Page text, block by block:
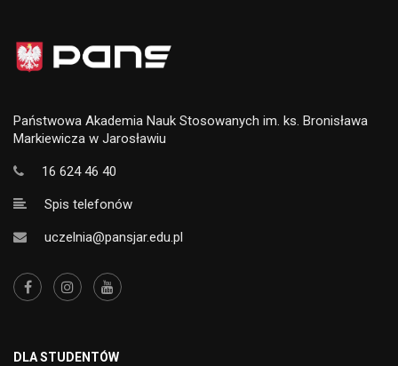
Państwowa Akademia Nauk Stosowanych im. ks. Bronisława
Markiewicza w Jarosławiu
16 624 46 40
Spis telefonów
uczelnia@pansjar.edu.pl
DLA STUDENTÓW